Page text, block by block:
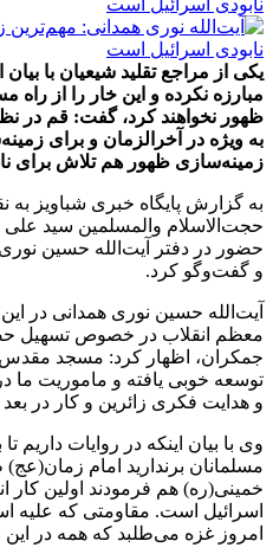
یکی از مراجع تقلید شیعیان با بیان
مبارزه نکرده و این خار را از راه
ظهور نخواهند کرد، گفت: قم در
به ویژه در آخرالزمان و برای
زمینه‌سازی ظهور هم تلاش برای
به گزارش پایگاه خبری شباویز
حجت‌الاسلام والمسلمین سید علی
حضور در دفتر آیت‌الله حسین نوری
و گفت‌وگو کرد.
آیت‌الله حسین نوری همدانی در این
معظم انقلاب در خصوص تسهیل
جمکران، اظهار کرد: مسجد
توسعه خوبی یافته و ماموریت ما
و هدایت فکری زائرین و کار در
وی با بیان اینکه در روایات داریم
مسلمانان برندارید امام
خمینی(ره) هم فرمودند اولین کار
اسرائیل است. مقاومتی که علیه
امروز غزه می‌طلبد که همه در